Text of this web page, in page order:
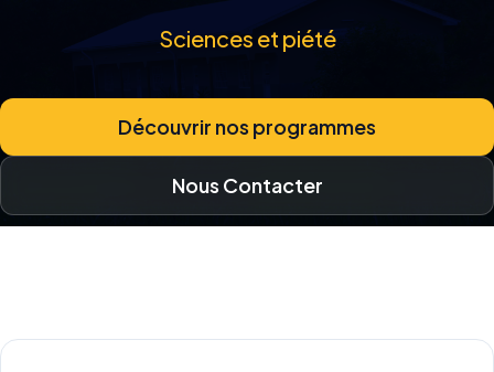
Sciences et piété
Découvrir nos programmes
Nous Contacter